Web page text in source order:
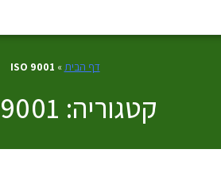
דף הבית»
ISO 9001
קטגוריה: ISO 9001